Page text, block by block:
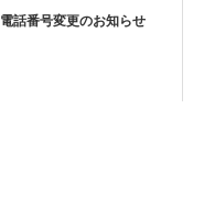
電話番号変更のお知らせ